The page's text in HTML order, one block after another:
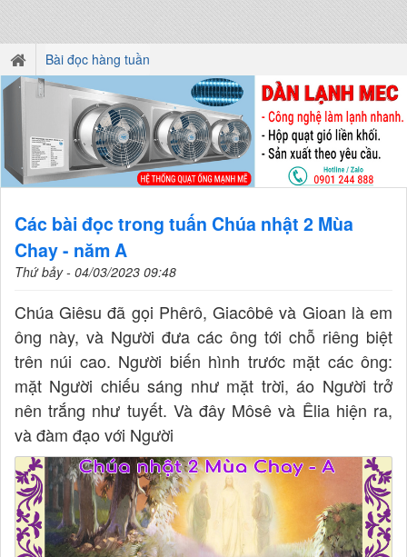
Bài đọc hàng tuần
Các bài đọc trong tuấn Chúa nhật 2 Mùa
Chay - năm A
Thứ bảy - 04/03/2023 09:48
Chúa Giêsu đã gọi Phêrô, Giacôbê và Gioan là em
ông này, và Người đưa các ông tới chỗ riêng biệt
trên núi cao. Người biến hình trước mặt các ông:
mặt Người chiếu sáng như mặt trời, áo Người trở
nên trắng như tuyết. Và đây Môsê và Êlia hiện ra,
và đàm đạo với Người